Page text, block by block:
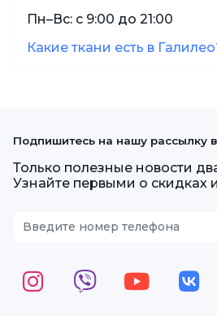
Пн–Вс: с 9:00 до 21:00
Какие ткани есть в
Подпишитесь на нашу рассылку
Только полезные новости
Узнайте первыми о скидках